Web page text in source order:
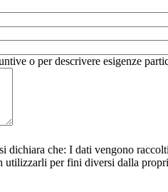
o per descrivere esigenze
si dichiara che: I dati vengono
per fini diversi dalla